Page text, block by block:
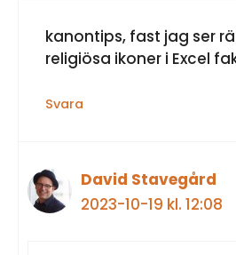
kanontips, fast jag ser
religiösa ikoner i Excel
Svara
David Stavegård
2023-10-19 kl. 12:08